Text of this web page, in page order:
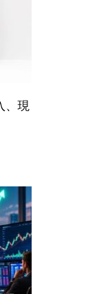
、現